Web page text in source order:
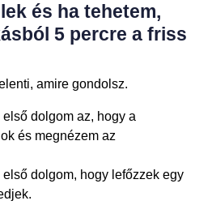
és ha tehetem,
5 percre a friss
amire gondolsz.
dolgom az, hogy a
és megnézem az
dolgom, hogy lefőzzek egy